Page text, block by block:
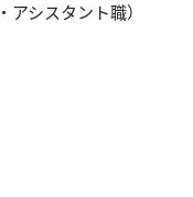
アシスタント職）